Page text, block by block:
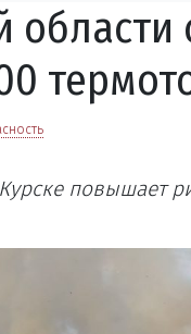
повышает